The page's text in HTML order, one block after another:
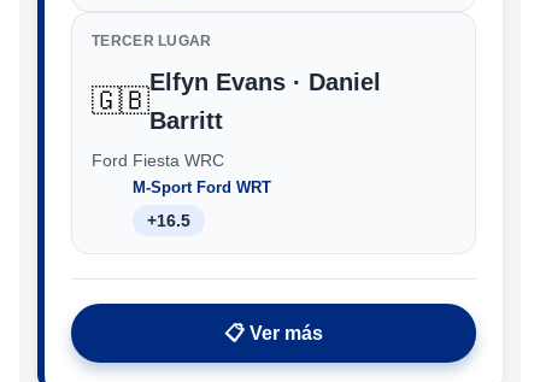
TERCER LUGAR
🇬🇧
Elfyn Evans · Daniel
Barritt
Ford Fiesta WRC
M-Sport Ford WRT
+16.5
📋 Ver más